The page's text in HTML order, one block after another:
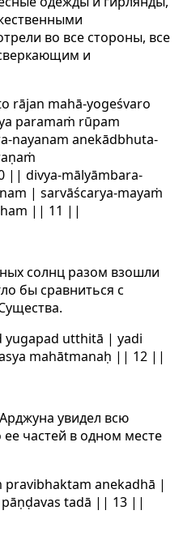
во все стороны, все
и
rājan mahā-yogeśvaro
paramaṁ rūpam
nayanam anekādbhuta-
|| divya-mālyāmbara-
| sarvāścarya-mayaṁ
|| 11 ||
солнц разом взошли
бы сравниться с
yugapad utthitā | yadi
mahātmanaḥ || 12 ||
увидел всю
частей в одном месте
anekadhā |
pāṇḍavas tadā || 13 ||